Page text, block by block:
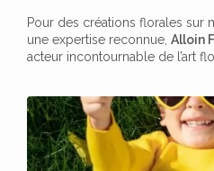
Pour des créations florales sur
une expertise reconnue, Alloin
acteur incontournable de l’art